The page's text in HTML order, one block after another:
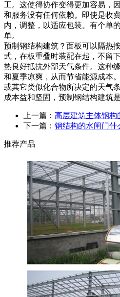
工。这使得协作变得更加容易，
和服务没有任何依赖。即使是收
内，调整，以适应包装。有个单
单。
预制钢结构建筑？面板可以隔热
式，在板重叠时装配在起，不留
热良好抵抗外部天气条件。这种
和夏季凉爽，从而节省能源成本
或其它类似化合物所决定的天气
成本益和坚固，预制钢结构建筑
上一篇： 高层建筑主体钢构
下一篇： 钢结构的水闸门什
推荐产品